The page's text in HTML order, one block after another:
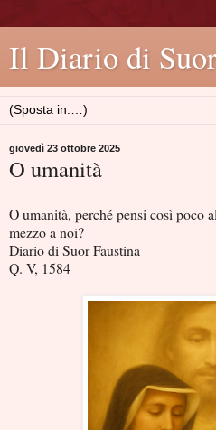
Il Diario di
giovedì 23 ottobre 2025
O umanità
O umanità, perché pensi così poco
mezzo a noi?
Diario di Suor Faustina
Q. V, 1584